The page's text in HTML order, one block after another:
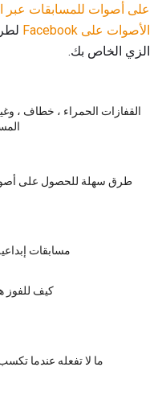
على أصوات للمسابقات عبر
الأصوات على Facebook
الزي الخاص بك.
القفازات الحمراء ، خطاف ،
مسابقات
كيف للفوز
ما لا تفعله عندما